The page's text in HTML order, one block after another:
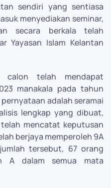
sendiri yang sentiasa
menyediakan seminar,
secara berkala telah
Yayasan Islam Kelantan
telah mendapat
manakala pada tahun
adalah seramai
lengkap yang dibuat,
mencatat keputusan
berjaya memperoleh 9A
tersebut, 67 orang
A dalam semua mata